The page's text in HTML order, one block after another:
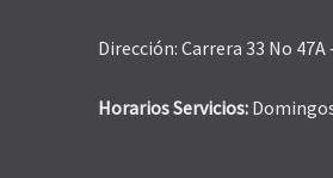
Dirección: Carrera 33 No 47A
Horarios Servicios: